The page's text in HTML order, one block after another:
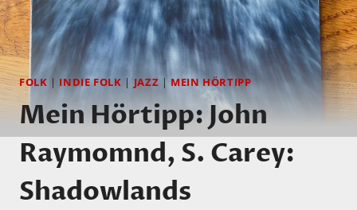
FOLK | INDIE FOLK | JAZZ |MEIN HÖRTIPP
Mein Hörtipp: John
Raymomnd, S. Carey:
Shadowlands